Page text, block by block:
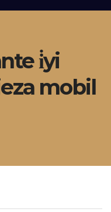
i̇yi
mobil